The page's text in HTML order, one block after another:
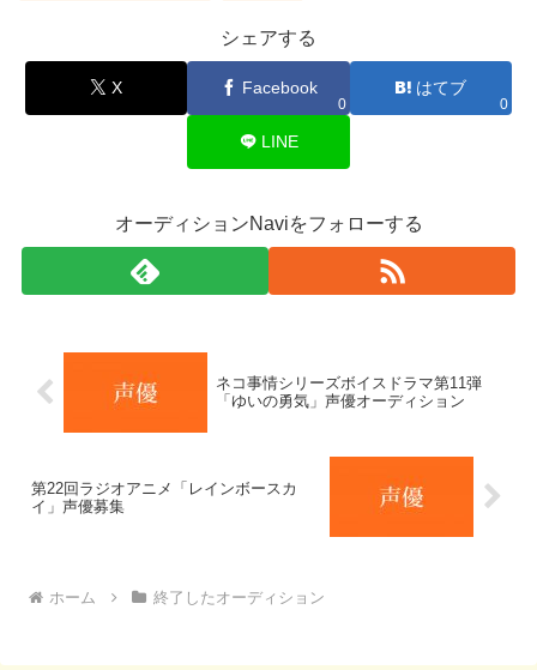
シェアする
X Facebook
0
はてブ
0
LINE
オーディションNaviをフォローする
ネコ事情シリーズボイスドラマ第11弾
「ゆいの勇気」声優オーディション
第22回ラジオアニメ「レインボースカ
イ」声優募集
ホーム 終了したオーディション